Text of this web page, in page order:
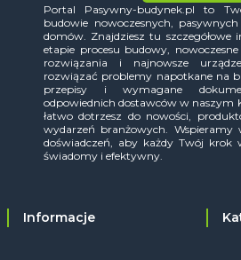
Portal Pasywny-budynek.pl to
budowie nowoczesnych,
domów. Znajdziesz tu szczegółowe
etapie procesu budowy,
rozwiązania i najnowsze
rozwiązać problemy napotkane na
przepisy i wymagane
odpowiednich dostawców w naszym
łatwo dotrzesz do nowości,
wydarzeń branżowych.
doświadczeń, aby każdy Twój krok
świadomy i efektywny.
Informacje